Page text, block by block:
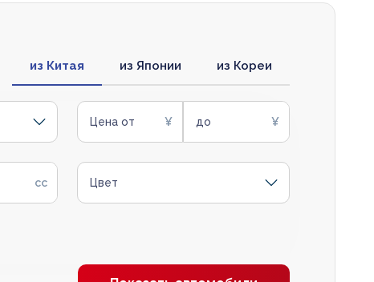
из Китая из Японии из Кореи
Цена от до
Цвет